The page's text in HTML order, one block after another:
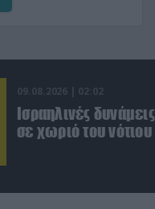
09.08.2026 | 02:02
Ισραηλινές
σε χωριό του